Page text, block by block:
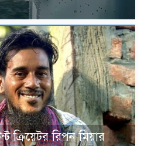
ক্রিয়েটর রিপন মিয়ার